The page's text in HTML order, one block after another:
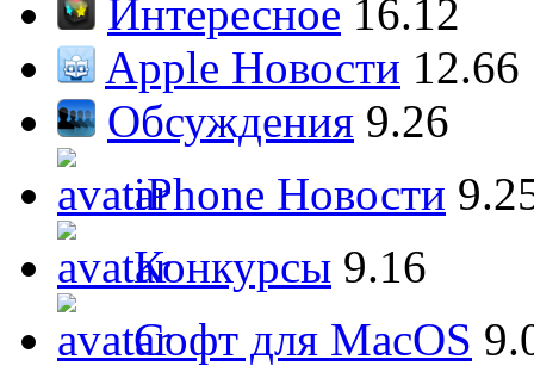
Интересное 16.12
Apple Новости 12.66
Обсуждения 9.26
iPhone Новости
Конкурсы 9.16
Софт для MacOS